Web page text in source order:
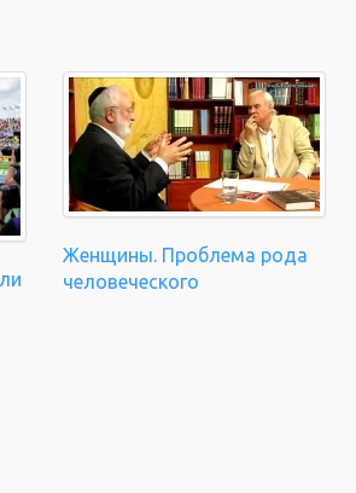
Женщины. Проблема рода
человеческого